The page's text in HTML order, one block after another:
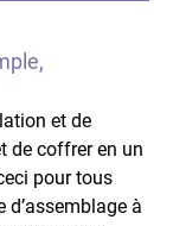
et de
de coffrer en un
pour tous
à